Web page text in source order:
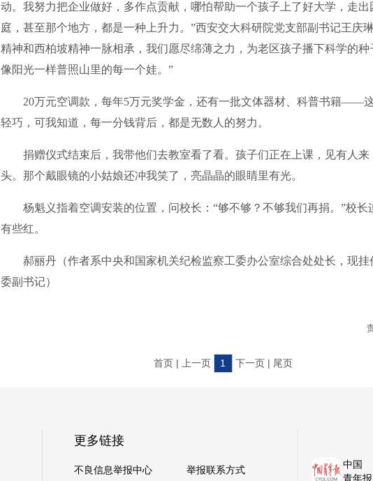
动。我努力把企业做好，多作点贡献，哪怕帮助一个孩子上了好大学，走出
庭，甚至那个地方，都是一种上升力。”西安交大科研院党支部副书记王庆
精神和西柏坡精神一脉相承，我们愿尽绵薄之力，为老区孩子播下科学的种
像阳光一样普照山里的每一个娃。”
20万元空调款，每年5万元奖学金，还有一批文体器材、科普书籍——
轻巧，可我知道，每一分钱背后，都是无数人的努力。
捐赠仪式结束后，我带他们去教室看了看。孩子们正在上课，见有人来
头。那个戴眼镜的小姑娘还冲我笑了，亮晶晶的眼睛里有光。
杨魁义指着空调安装的位置，问校长：“够不够？不够我们再捐。”校长
有些红。
郝丽丹（作者系中央和国家机关纪检监察工委办公室综合处处长，现挂
委副书记）
首页 | 上一页 1 下一页 | 尾页
更多链接
不良信息举报中心 举报联系方式
中国
青年报